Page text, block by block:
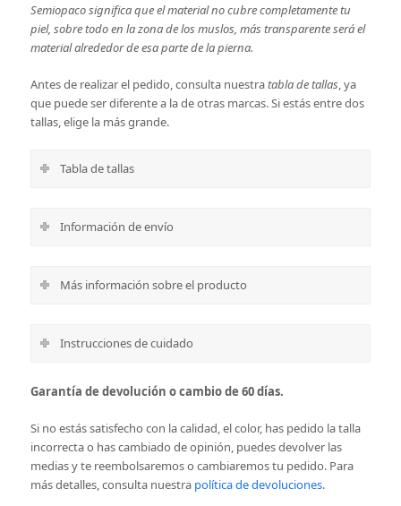
Semiopaco significa que el material no cubre completamente tu
piel, sobre todo en la zona de los muslos, más transparente será el
material alrededor de esa parte de la pierna.
Antes de realizar el pedido, consulta nuestratabla de tallas, ya
que puede ser diferente a la de otras marcas. Si estás entre dos
tallas, elige la más grande.
Tabla de tallas
Información de envío
Más información sobre el producto
Instrucciones de cuidado
Garantía de devolución o cambio de 60 días.
Si no estás satisfecho con la calidad, el color, has pedido la talla
incorrecta o has cambiado de opinión, puedes devolver las
medias y te reembolsaremos o cambiaremos tu pedido. Para
más detalles, consulta nuestra política de devoluciones.